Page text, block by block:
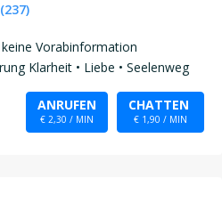
(237)
Vorabinformation
Klarheit • Liebe • Seelenweg
ANRUFEN
€ 2,30 / MIN
CHATTEN
€ 1,90 / MIN